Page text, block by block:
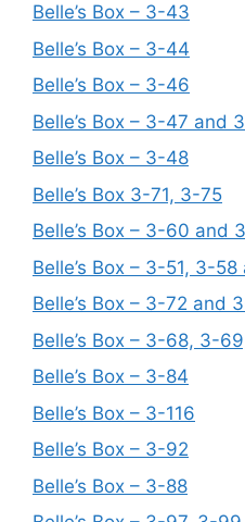
Belle’s Box – 3-43
Belle’s Box – 3-44
Belle’s Box – 3-46
Belle’s Box – 3-47 and
Belle’s Box – 3-48
Belle’s Box 3-71, 3-75
Belle’s Box – 3-60 and
Belle’s Box – 3-51, 3-
Belle’s Box – 3-72 and
Belle’s Box – 3-68, 3-
Belle’s Box – 3-84
Belle’s Box – 3-116
Belle’s Box – 3-92
Belle’s Box – 3-88